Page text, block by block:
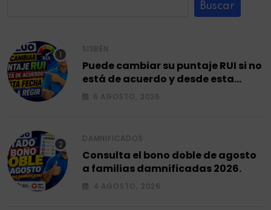
Buscar
SISBÉN
Puede cambiar su puntaje RUI si no
está de acuerdo y desde esta
fecha empieza a regir en el 2026.
6 AGOSTO, 2026
DAMNIFICADOS
Consulta el bono doble de agosto
a familias damnificadas 2026.
4 AGOSTO, 2026